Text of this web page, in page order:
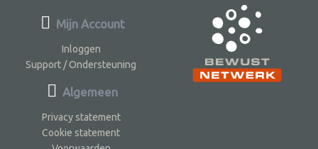
Mijn Account
Inloggen
Support / Ondersteuning
Algemeen
Privacy statement
Cookie statement